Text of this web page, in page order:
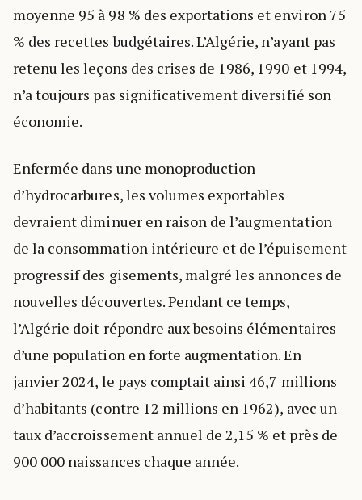
moyenne 95 à 98 % des exportations et environ 75
% des recettes budgétaires. L’Algérie, n’ayant pas
retenu les leçons des crises de 1986, 1990 et 1994,
n’a toujours pas significativement diversifié son
économie.
Enfermée dans une monoproduction
d’hydrocarbures, les volumes exportables
devraient diminuer en raison de l’augmentation
de la consommation intérieure et de l’épuisement
progressif des gisements, malgré les annonces de
nouvelles découvertes. Pendant ce temps,
l’Algérie doit répondre aux besoins élémentaires
d’une population en forte augmentation. En
janvier 2024, le pays comptait ainsi 46,7 millions
d’habitants (contre 12 millions en 1962), avec un
taux d’accroissement annuel de 2,15 % et près de
900 000 naissances chaque année.